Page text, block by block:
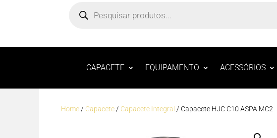
search
CAPACETE EQUIPAMENTO ACESSÓRIOS
Home / Capacete / Capacete Integral / Capacete HJC C10 ASPA MC2